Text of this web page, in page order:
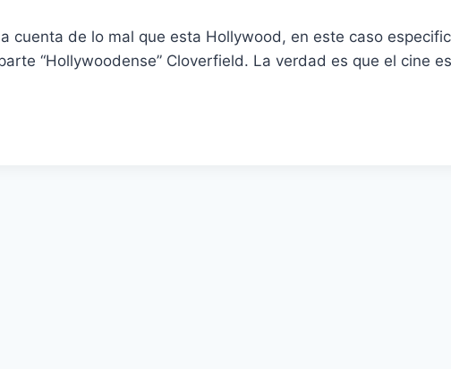
cuenta de lo mal que esta Hollywood, en este caso
“Hollywoodense” Cloverfield. La verdad es que el cine